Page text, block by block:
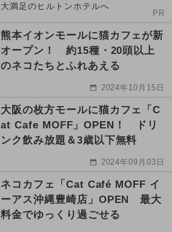
大満足のヒルトンホテルへ
PR
熊本イオンモールに猫カフェが新
オープン！ 約15種・20頭以上
のネコたちとふれあえる
2024年10月15日
大阪の枚方モールに猫カフェ「C
at Cafe MOFF」OPEN！ ドリ
ンク飲み放題＆3歳以下無料
2024年09月03日
ネコカフェ「Cat Café MOFF イ
ーアス沖縄豊崎店」OPEN 最大
料金でゆっくり過ごせる